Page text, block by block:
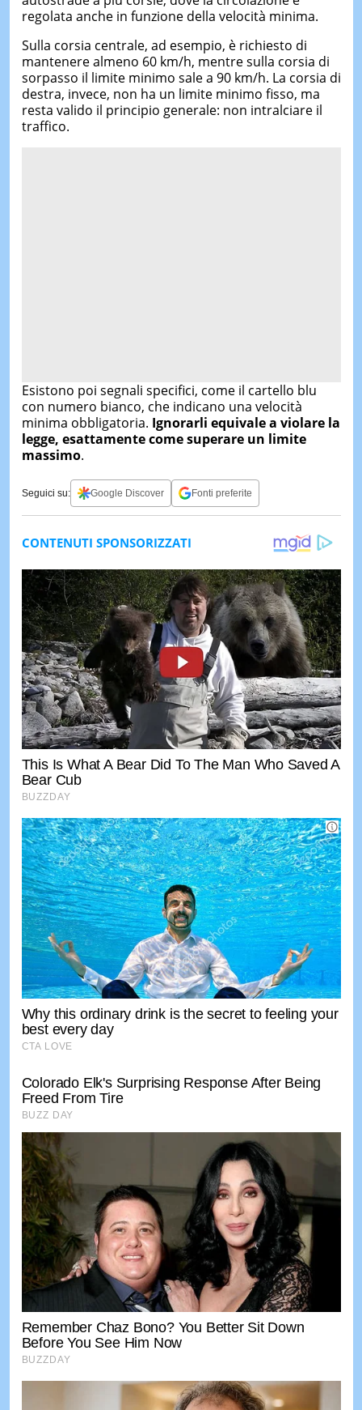
regolata anche in funzione della velocità minima.
Sulla corsia centrale, ad esempio, è richiesto di
mantenere almeno 60 km/h, mentre sulla corsia di
sorpasso il limite minimo sale a 90 km/h. La corsia di
destra, invece, non ha un limite minimo fisso, ma
resta valido il principio generale: non intralciare il
traffico.
Esistono poi segnali specifici, come il cartello blu
con numero bianco, che indicano una velocità
minima obbligatoria. Ignorarli equivale a violare la
legge, esattamente come superare un limite
massimo.
Seguici su: Google Discover Fonti preferite